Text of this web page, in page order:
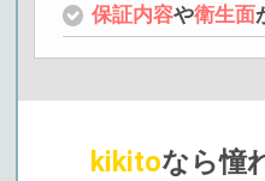
保証内容や衛生面
kikitoなら憧